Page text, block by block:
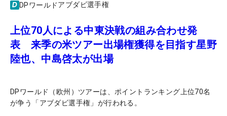
DPワールドアブダビ選手権
上位70人による中東決戦の組み合わせ発
表 来季の米ツアー出場権獲得を目指す星野
陸也、中島啓太が出場
DPワールド（欧州）ツアーは、ポイントランキング上位70名
が争う「アブダビ選手権」が行われる。